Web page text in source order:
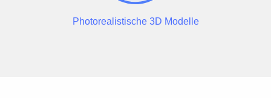
Photorealistische 3D Modelle